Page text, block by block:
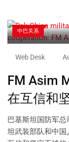
中巴关系
Web Desk
FM Asim
在互信和
巴基斯坦国防军总
坦武装部队和中